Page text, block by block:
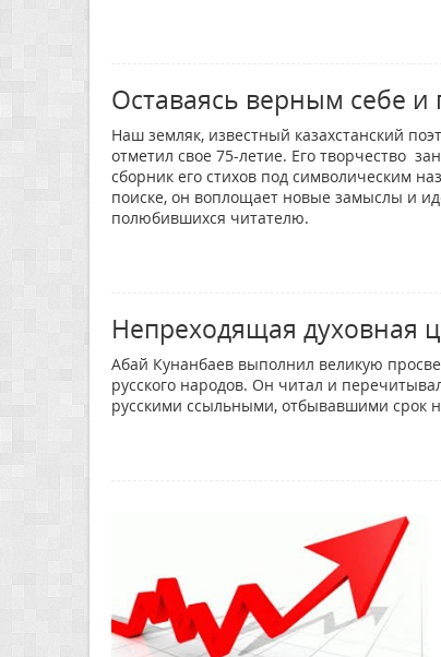
Оставаясь верным себе и
Наш земляк, известный казахстанский
отметил свое 75-летие. Его творчество
сборник его стихов под символическим
поиске, он воплощает новые замыслы и
полюбившихся читателю.
Непреходящая духовная
Абай Кунанбаев выполнил великую
русского народов. Он читал и
русскими ссыльными, отбывавшими срок